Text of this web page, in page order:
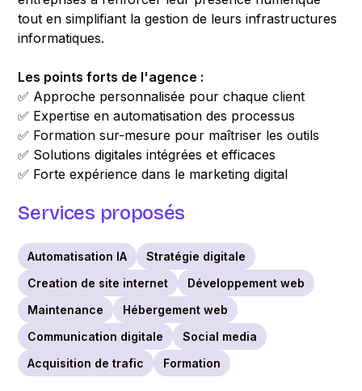
tout en simplifiant la gestion de leurs infrastructures
informatiques.
Les points forts de l'agence :
✅ Approche personnalisée pour chaque client
✅ Expertise en automatisation des processus
✅ Formation sur-mesure pour maîtriser les outils
✅ Solutions digitales intégrées et efficaces
✅ Forte expérience dans le marketing digital
Services proposés
Automatisation IA
Stratégie digitale
Creation de site internet
Développement web
Maintenance
Hébergement web
Communication digitale
Social media
Acquisition de trafic
Formation